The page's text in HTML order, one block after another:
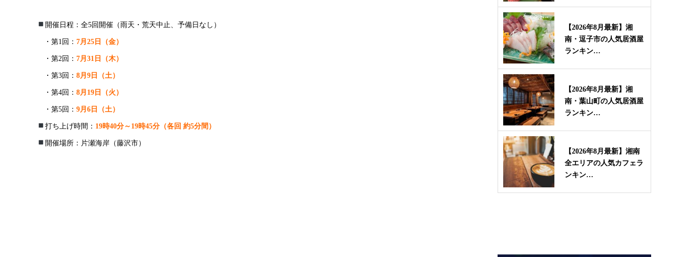
開催日程：全5回開催（雨天・荒天中止、予備日なし）
・第1回： 7月25日（金）
・第2回： 7月31日（木）
・第3回： 8月9日（土）
・第4回： 8月19日（火）
・第5回： 9月6日（土）
打ち上げ時間： 19時40分～19時45分（各回 約5分間）
開催場所：片瀬海岸（藤沢市）
【2026年8月最新】湘
南・逗子市の人気居酒屋
ランキン…
【2026年8月最新】湘
南・葉山町の人気居酒屋
ランキン…
【2026年8月最新】湘南
全エリアの人気カフェラ
ンキン…